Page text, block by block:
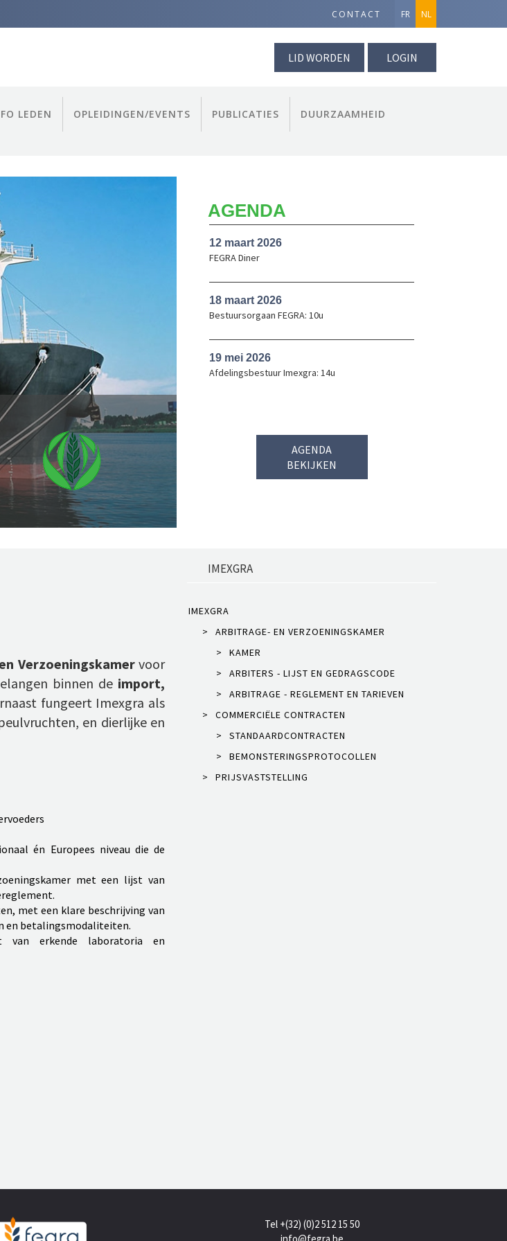
CONTACT FR NL
LID WORDEN LOGIN
LEDEN OPLEIDINGEN/EVENTS PUBLICATIES DUURZAAMHEID
AGENDA
12 maart 2026
FEGRA Diner
18 maart 2026
Bestuursorgaan FEGRA: 10u
19 mei 2026
Afdelingsbestuur Imexgra: 14u
AGENDA
BEKIJKEN
Verzoeningskamervoor
binnen de import,
fungeert Imexgra als
en dierlijke en
én Europees niveau die de
met een lijst van
met een klare beschrijving van
en betalingsmodaliteiten.
erkende laboratoria en
IMEXGRA
IMEXGRA
>
ARBITRAGE- EN VERZOENINGSKAMER
>
KAMER
>
ARBITERS - LIJST EN GEDRAGSCODE
>
ARBITRAGE - REGLEMENT EN TARIEVEN
>
COMMERCIËLE CONTRACTEN
>
STANDAARDCONTRACTEN
>
BEMONSTERINGSPROTOCOLLEN
>
PRIJSVASTSTELLING
Tel +(32) (0)2 512 15 50